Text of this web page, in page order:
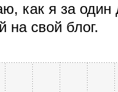
как я за
на свой блог.